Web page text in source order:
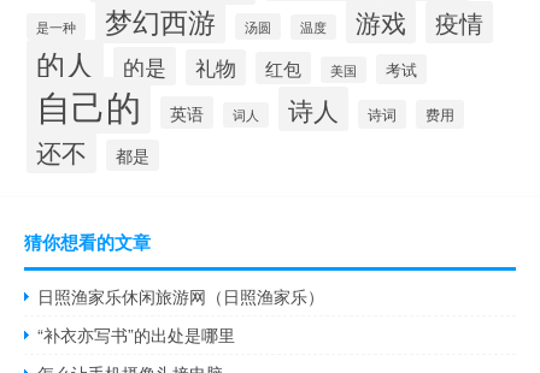
是一种 梦幻西游 汤圆 温度 游戏 疫情
的人 的是 礼物 红包 美国 考试
自己的 英语 词人 诗人 诗词 费用
还不 都是
猜你想看的文章
日照渔家乐休闲旅游网（日照渔家乐）
“补衣亦写书”的出处是哪里